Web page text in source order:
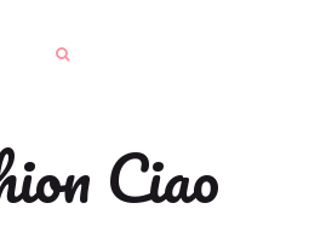
Ciao